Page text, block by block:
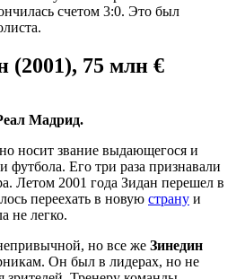
счетом 3:0. Это был
(2001), 75 млн €
Мадрид.
носит звание выдающегося и
футбола. Его три раза признавали
Летом 2001 года Зидан перешел в
переехать в новую страну и
не легко.
но все же Зинедин
Он был в лидерах, но не